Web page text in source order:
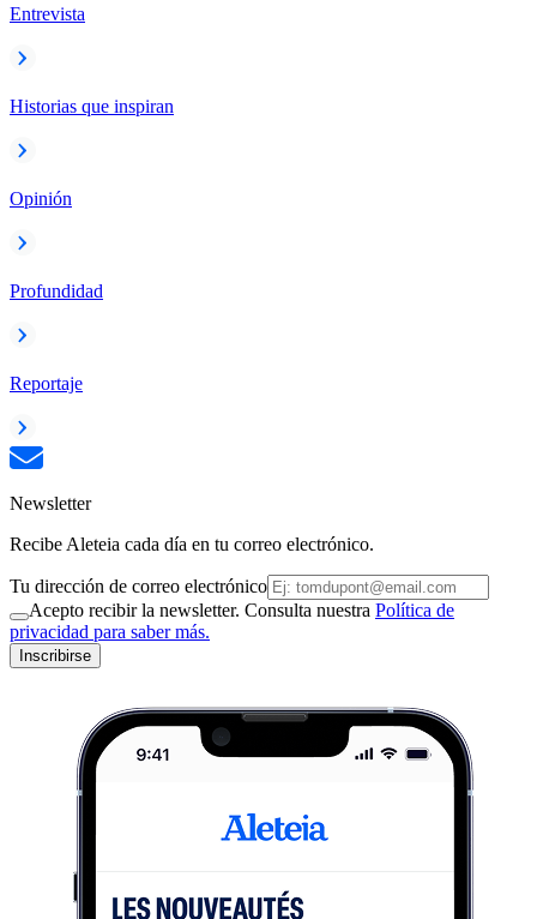
Entrevista
Historias que inspiran
Opinión
Profundidad
Reportaje
Newsletter
Recibe Aleteia cada día en tu correo electrónico.
Tu dirección de correo electrónico
Acepto recibir la newsletter. Consulta nuestra Política de
privacidad para saber más.
Inscribirse